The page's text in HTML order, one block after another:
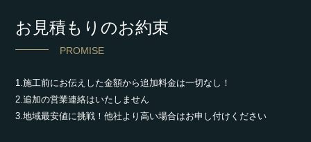
お見積もりのお約束
PROMISE
1.施工前にお伝えした金額から追加料金は一切なし！
2.追加の営業連絡はいたしません
3.地域最安値に挑戦！他社より高い場合はお申し付けください